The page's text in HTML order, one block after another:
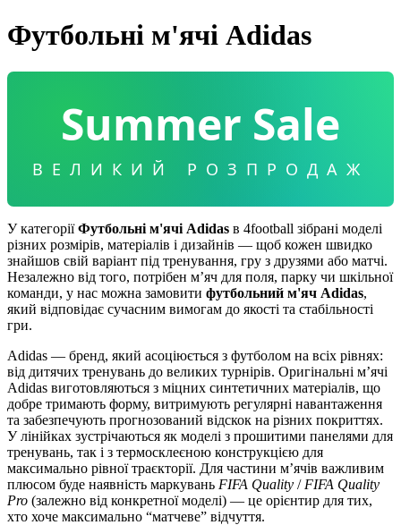
Футбольні м'ячі Adidas
Summer Sale
ВЕЛИКИЙ РОЗПРОДАЖ
У категоріїФутбольні м'ячі Adidas в 4football зібрані моделі
різних розмірів, матеріалів і дизайнів — щоб кожен швидко
знайшов свій варіант під тренування, гру з друзями або матчі.
Незалежно від того, потрібен м’яч для поля, парку чи шкільної
команди, у нас можна замовити футбольний м'яч Adidas,
який відповідає сучасним вимогам до якості та стабільності
гри.
Adidas — бренд, який асоціюється з футболом на всіх рівнях:
від дитячих тренувань до великих турнірів. Оригінальні м’ячі
Adidas виготовляються з міцних синтетичних матеріалів, що
добре тримають форму, витримують регулярні навантаження
та забезпечують прогнозований відскок на різних покриттях.
У лінійках зустрічаються як моделі з прошитими панелями для
тренувань, так і з термосклеєною конструкцією для
максимально рівної траєкторії. Для частини м’ячів важливим
плюсом буде наявність маркувань FIFA Quality / FIFA Quality
Pro (залежно від конкретної моделі) — це орієнтир для тих,
хто хоче максимально “матчеве” відчуття.